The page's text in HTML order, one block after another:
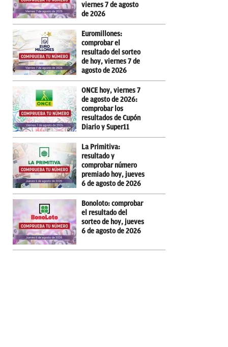
viernes 7 de agosto
de 2026
Euromillones:
comprobar el
resultado del sorteo
de hoy, viernes 7 de
agosto de 2026
ONCE hoy, viernes 7
de agosto de 2026:
comprobar los
resultados de Cupón
Diario y Super11
La Primitiva:
resultado y
comprobar número
premiado hoy, jueves
6 de agosto de 2026
Bonoloto: comprobar
el resultado del
sorteo de hoy, jueves
6 de agosto de 2026